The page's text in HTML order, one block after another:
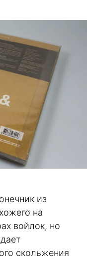
из
на
войлок, но
скольжения